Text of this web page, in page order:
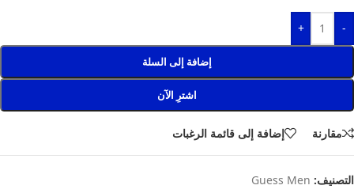
-
+
إضافة إلى السلة
اشترِ الآن
مقارنة إضافة إلى قائمة الرغبات
التصنيف: Guess Men